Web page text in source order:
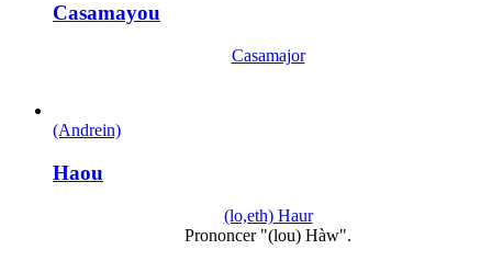
Casamayou
Casamajor
(Andrein)
Haou
(lo,eth) Haur
Prononcer "(lou) Hàw".